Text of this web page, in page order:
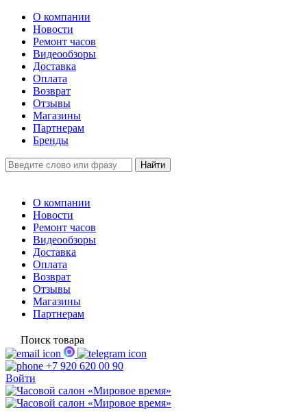
О компании
Новости
Ремонт часов
Видеообзоры
Доставка
Оплата
Возврат
Отзывы
Магазины
Партнерам
Бренды
О компании
Новости
Ремонт часов
Видеообзоры
Доставка
Оплата
Возврат
Отзывы
Магазины
Партнерам
Поиск товара
+7 920 620 00 90
Войти